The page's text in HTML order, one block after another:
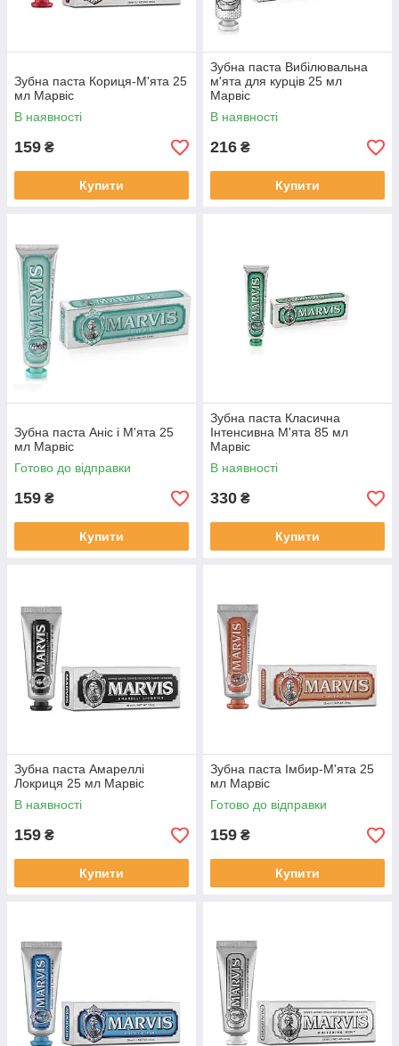
Зубна паста Кориця-М'ята 25
мл Марвіс
В наявності
159 ₴
Купити
Зубна паста Вибілювальна
м'ята для курців 25 мл
Марвіс
В наявності
216 ₴
Купити
Зубна паста Аніс і М'ята 25
мл Марвіс
Готово до відправки
159 ₴
Купити
Зубна паста Класична
Інтенсивна М'ята 85 мл
Марвіс
В наявності
330 ₴
Купити
Зубна паста Амареллі
Локриця 25 мл Марвіс
В наявності
159 ₴
Купити
Зубна паста Імбир-М'ята 25
мл Марвіс
Готово до відправки
159 ₴
Купити